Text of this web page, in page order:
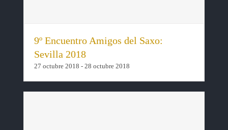
9º Encuentro Amigos del Saxo:
Sevilla 2018
27 octubre 2018 - 28 octubre 2018